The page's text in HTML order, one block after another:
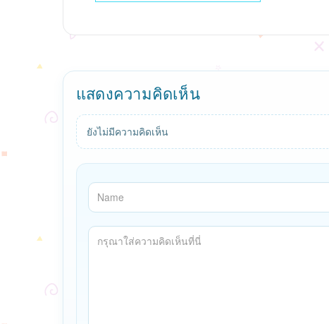
แสดงความคิดเห็น
ยังไม่มีความคิดเห็น